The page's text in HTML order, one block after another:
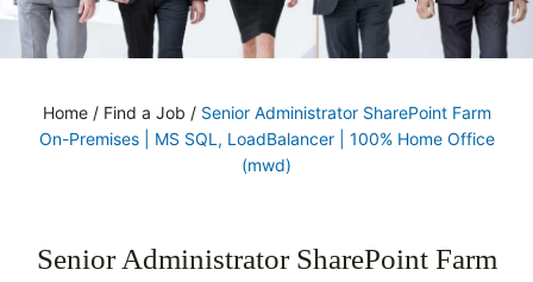
Home/ Find a Job / Senior Administrator SharePoint Farm
On-Premises | MS SQL, LoadBalancer | 100% Home Office
(mwd)
Senior Administrator SharePoint Farm